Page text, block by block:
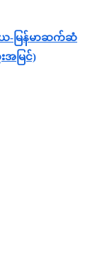
ယ-မြန်မာဆက်ဆံ
မြင်)